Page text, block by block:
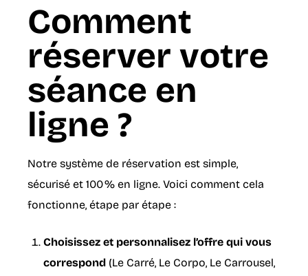
Comment
réserver votre
séance en
ligne ?
Notre système de réservation est simple,
sécurisé et 100 % en ligne. Voici comment cela
fonctionne, étape par étape :
Choisissez et personnalisez l’offre qui vous
correspond (Le Carré, Le Corpo, Le Carrousel,